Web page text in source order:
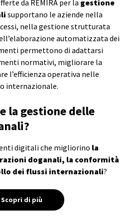
da REMIRA per la gestione
supportano le aziende nella
nella gestione strutturata
automatizzata dei
permettono di adattarsi
normativi, migliorare la
l’efficienza operativa nelle
internazionale.
la gestione delle
digitali che migliorino la
doganali, la conformità
dei flussi internazionali?
Scopri di più